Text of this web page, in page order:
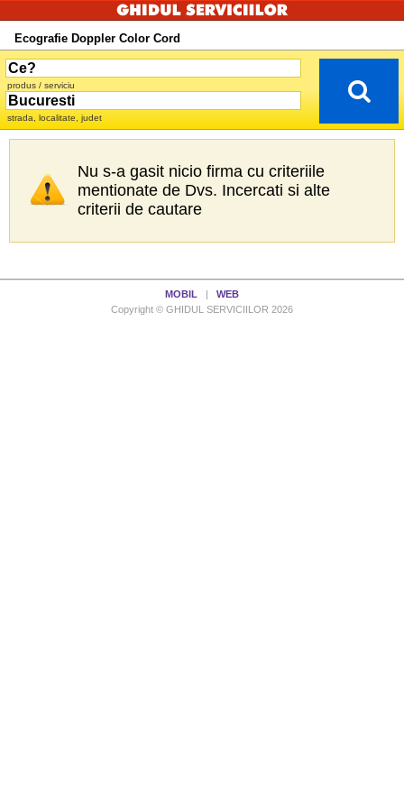
Ecografie Doppler Color Cord
produs / serviciu
strada, localitate, judet
Nu s-a gasit nicio firma cu criteriile
mentionate de Dvs. Incercati si alte
criterii de cautare
MOBIL
WEB
Copyright © GHIDUL SERVICIILOR 2026